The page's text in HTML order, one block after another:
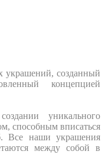
украшений, созданный
концепцией
уникального
способным вписаться
Все наши украшения
между собой в